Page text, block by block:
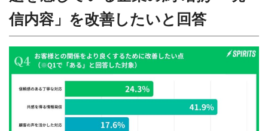
信内容」を改善したいと回答